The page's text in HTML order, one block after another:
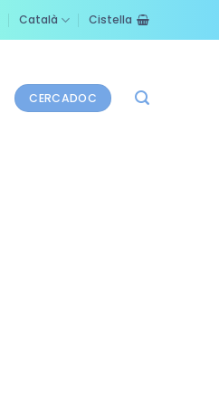
Català Cistella
CERCADOC